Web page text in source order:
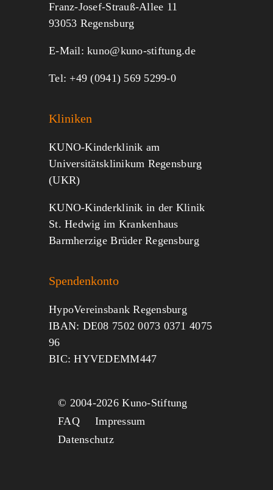
MITMACHEN SPENDEN
Franz-Josef-Strauß-Allee 11
93053 Regensburg
E-Mail:kuno@kuno-stiftung.de
Tel: +49 (0941) 569 5299-0
Kliniken
KUNO-Kinderklinik am
Universitätsklinikum Regensburg
(UKR)
KUNO-Kinderklinik in der Klinik
St. Hedwig im Krankenhaus
Barmherzige Brüder Regensburg
Spendenkonto
HypoVereinsbank Regensburg
IBAN: DE08 7502 0073 0371 4075
96
BIC: HYVEDEMM447
© 2004-2026 Kuno-Stiftung
FAQ
Impressum
Datenschutz